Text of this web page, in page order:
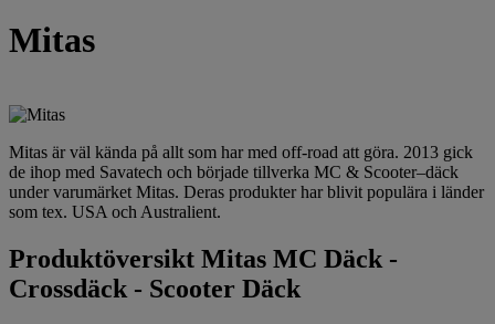
Mitas
Mitas är väl kända på allt som har med off-road att göra. 2013 gick
de ihop med Savatech och började tillverka MC & Scooter–däck
under varumärket Mitas. Deras produkter har blivit populära i länder
som tex. USA och Australient.
Produktöversikt Mitas MC Däck -
Crossdäck - Scooter Däck